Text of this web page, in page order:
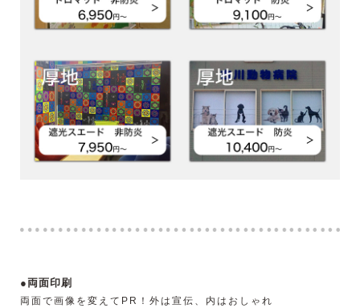
●両面印刷
両面で画像を変えてPR！外は宣伝、内はおしゃれ